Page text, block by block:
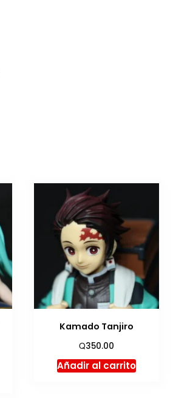
Kamado Tanjiro
Q350.00
Añadir al carrito